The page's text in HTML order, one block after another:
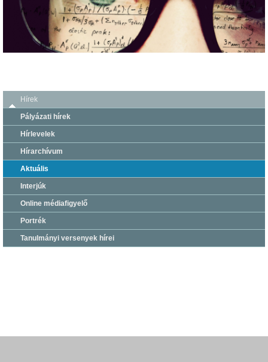
Hírek
Pályázati hírek
Hírlevelek
Hírarchívum
Aktuális
Interjúk
Online médiafigyelő
Portrék
Tanulmányi versenyek hírei